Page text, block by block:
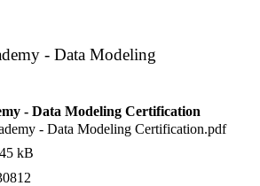
- Data Modeling
- Data Modeling Certification
- Data Modeling Certification.pdf
kB